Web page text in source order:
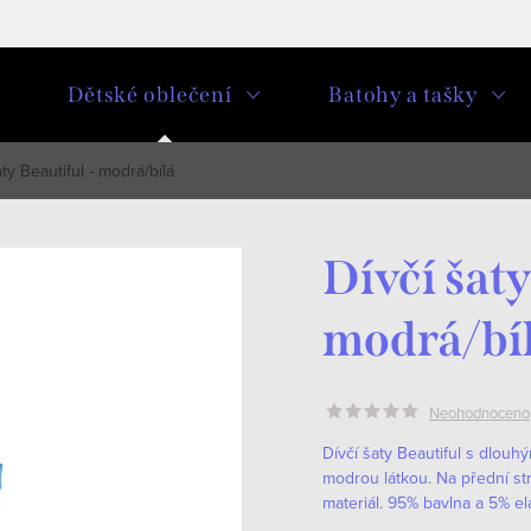
Dětské oblečení Batohy a tašky
Beautiful - modrá/bílá
Dívčí
modrá/
Neohodnoceno
Dívčí šaty Beautiful s
modrou látkou. Na přední
materiál. 95% bavlna a 5%